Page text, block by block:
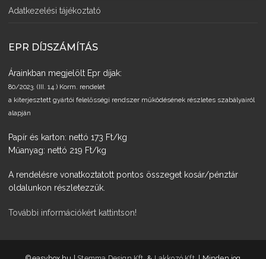
Adatkezelési tájékoztató
EPR DÍJSZÁMÍTÁS
Árainkban megjelölt Epr díjak:
80/2023. (III. 14.) Korm. rendelet
a kiterjesztett gyártói felelősségi rendszer működésének részletes szabályairól
alapján
Papír és karton: nettó 173 Ft/kg
Műanyag: nettó 219 Ft/kg
A rendelésre vonatkoztatott pontos összeget kosár/pénztár
oldalunkon részletezzük.
További információkért kattintson!